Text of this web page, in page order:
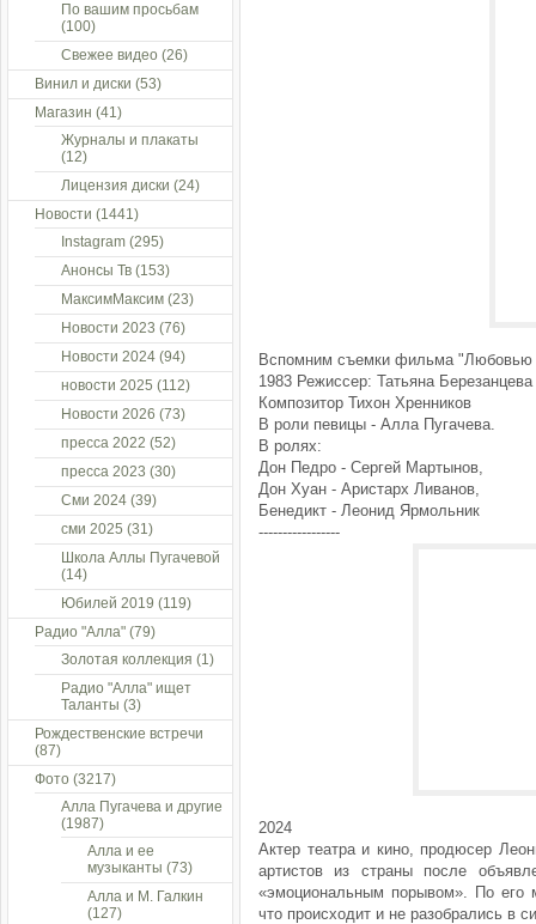
Вспомним съемки фильма "Любовью
1983 Режиссер: Татьяна Березанцева
Композитор Тихон Хренников
В роли певицы - Алла Пугачева.
В ролях:
Дон Педро - Сергей Мартынов,
Дон Хуан - Аристарх Ливанов,
Бенедикт - Леонид Ярмольник
-----------------
2024
Актер театра и кино, продюсер
артистов из страны после
«эмоциональным порывом». По его
что происходит и не разобрались в
По вашим просьбам
(100)
Свежее видео (26)
Винил и диски (53)
Магазин (41)
Журналы и плакаты
(12)
Лицензия диски (24)
Новости (1441)
Instagram (295)
Анонсы Тв (153)
МаксимМаксим (23)
Новости 2023 (76)
Новости 2024 (94)
новости 2025 (112)
Новости 2026 (73)
пресса 2022 (52)
пресса 2023 (30)
Сми 2024 (39)
сми 2025 (31)
Школа Аллы Пугачевой
(14)
Юбилей 2019 (119)
Радио "Алла" (79)
Золотая коллекция (1)
Радио "Алла" ищет
Таланты (3)
Рождественские встречи
(87)
Фото (3217)
Алла Пугачева и другие
(1987)
Алла и ее
музыканты (73)
Алла и М. Галкин
(127)